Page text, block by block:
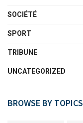
SOCIÉTÉ
SPORT
TRIBUNE
UNCATEGORIZED
BROWSE BY TOPICS